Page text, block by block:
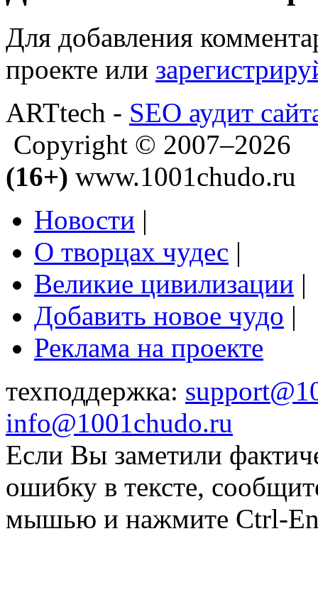
Для добавления
проекте или
ARTtech - SEO аудит
Copyright © 2007–2026
(16+) www.1001chudo.ru
Новости |
О творцах чудес |
Великие цивилизации |
Добавить новое чудо |
Реклама на проекте
техподдержка:
info@1001chudo.ru
Если Вы заметили
ошибку в тексте,
мышью и нажмите Ctrl-